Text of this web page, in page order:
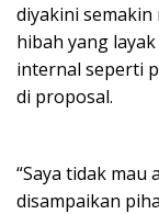
diyakini
hibah yang
internal seperti
di proposal.
“Saya tidak
disampaikan